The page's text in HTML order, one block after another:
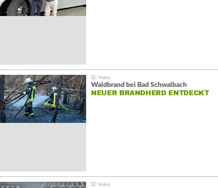
Waldbrand bei Bad Schwalbach
NEUER BRANDHERD ENTDECKT